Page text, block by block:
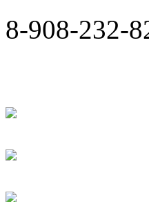
8-908-232-